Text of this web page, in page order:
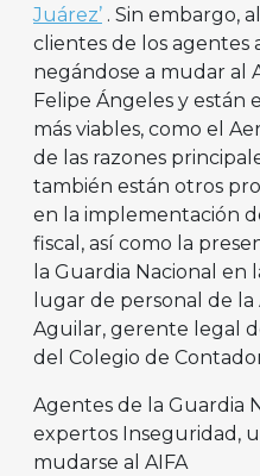
Juárez’ . Sin embargo,
clientes de los agentes
negándose a mudar al
Felipe Ángeles y están
más viables, como el
de las razones
también están otros
en la implementación
fiscal, así como la
la Guardia Nacional en
lugar de personal de la
Aguilar, gerente legal
del Colegio de
Agentes de la Guardia
expertos Inseguridad,
mudarse al AIFA